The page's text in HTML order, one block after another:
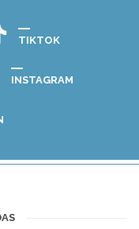
TIKTOK
INSTAGRAM